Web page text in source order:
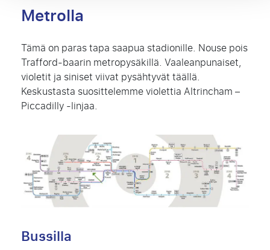
Metrolla
Tämä on paras tapa saapua stadionille. Nouse pois
Trafford-baarin metropysäkillä. Vaaleanpunaiset,
violetit ja siniset viivat pysähtyvät täällä.
Keskustasta suosittelemme violettia Altrincham –
Piccadilly -linjaa.
Bussilla